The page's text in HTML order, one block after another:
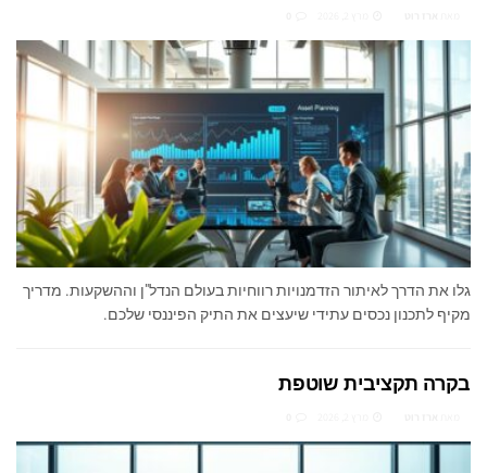
גלו את הדרך לאיתור הזדמנויות רווחיות בעולם הנדל"ן וההשקעות. מדריך
מקיף לתכנון נכסים עתידי שיעצים את התיק הפיננסי שלכם.
בקרה תקציבית שוטפת